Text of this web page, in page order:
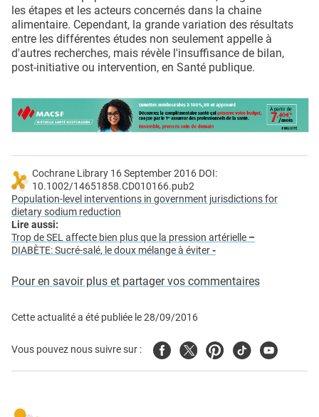
les étapes et les acteurs concernés dans la chaine
alimentaire. Cependant, la grande variation des résultats
entre les différentes études non seulement appelle à
d'autres recherches, mais révèle l'insuffisance de bilan,
post-initiative ou intervention, en Santé publique.
Cochrane Library 16 September 2016 DOI:
10.1002/14651858.CD010166.pub2
Population-level interventions in government jurisdictions for
dietary sodium reduction
Lire aussi:
Trop de SEL affecte bien plus que la pression artérielle –
DIABÈTE: Sucré-salé, le doux mélange à éviter-
Pour en savoir plus et partager vos commentaires
Cette actualité a été publiée le28/09/2016
Vous pouvez nous suivre sur : FacebookTwitterPinterest
TiktokYoutube